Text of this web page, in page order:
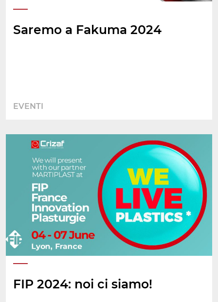
Saremo a Fakuma 2024
EVENTI
FIP 2024: noi ci siamo!